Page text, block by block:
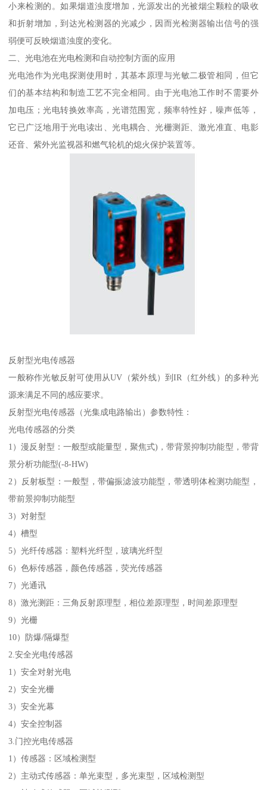
小来检测的。如果烟道浊度增加，光源发出的光被烟尘颗粒的吸收
和折射增加，到达光检测器的光减少，因而光检测器输出信号的强
弱便可反映烟道浊度的变化。
二、光电池在光电检测和自动控制方面的应用
光电池作为光电探测使用时，其基本原理与光敏二极管相同，但它
们的基本结构和制造工艺不完全相同。由于光电池工作时不需要外
加电压；光电转换效率高，光谱范围宽，频率特性好，噪声低等，
它已广泛地用于光电读出、光电耦合、光栅测距、激光准直、电影
还音、紫外光监视器和燃气轮机的熄火保护装置等。
反射型光电传感器
一般称作光敏反射可使用从UV（紫外线）到IR（红外线）的多种光
源来满足不同的感应要求。
反射型光电传感器（光集成电路输出）参数特性：
光电传感器的分类
1）漫反射型：一般型或能量型，聚焦式)，带背景抑制功能型，带背
景分析功能型(-8-HW)
2）反射板型：一般型，带偏振滤波功能型，带透明体检测功能型，
带前景抑制功能型
3）对射型
4）槽型
5）光纤传感器：塑料光纤型，玻璃光纤型
6）色标传感器，颜色传感器，荧光传感器
7）光通讯
8）激光测距：三角反射原理型，相位差原理型，时间差原理型
9）光栅
10）防爆/隔爆型
2.安全光电传感器
1）安全对射光电
2）安全光栅
3）安全光幕
4）安全控制器
3.门控光电传感器
1）传感器：区域检测型
2）主动式传感器：单光束型，多光束型，区域检测型